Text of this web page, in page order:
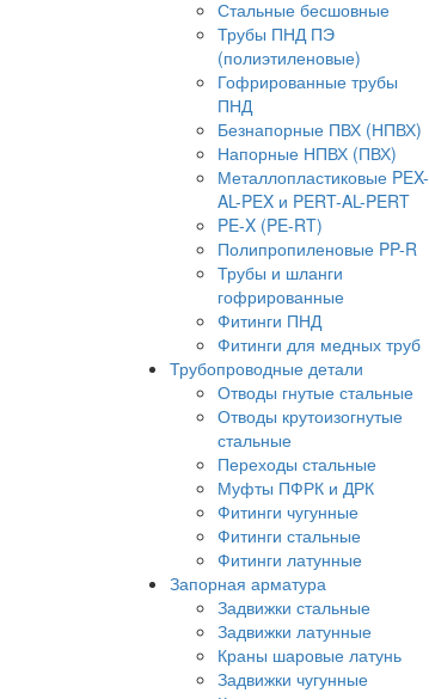
Стальные бесшовные
Трубы ПНД ПЭ
(полиэтиленовые)
Гофрированные трубы
ПНД
Безнапорные ПВХ (НПВХ)
Напорные НПВХ (ПВХ)
Металлопластиковые PEX-
AL-PEX и PERT-AL-PERT
PE-X (PE-RT)
Полипропиленовые PP-R
Трубы и шланги
гофрированные
Фитинги ПНД
Фитинги для медных труб
Трубопроводные детали
Отводы гнутые стальные
Отводы крутоизогнутые
стальные
Переходы стальные
Муфты ПФРК и ДРК
Фитинги чугунные
Фитинги стальные
Фитинги латунные
Запорная арматура
Задвижки стальные
Задвижки латунные
Краны шаровые латунь
Задвижки чугунные